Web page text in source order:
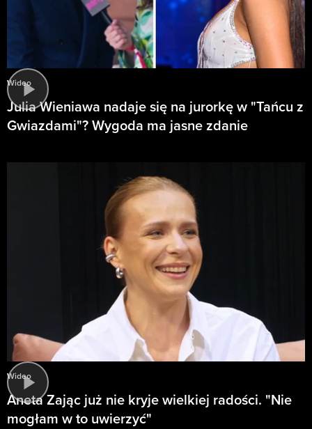
Wideo
Julia Wieniawa nadaje się na jurorkę w "Tańcu z
Gwiazdami"? Wygoda ma jasne zdanie
Wideo
Aneta Zając już nie kryje wielkiej radości. "Nie
mogłam w to uwierzyć"